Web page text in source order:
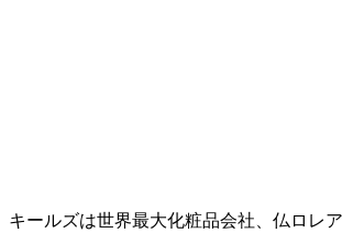
キールズは世界最大化粧品会社、仏ロレ